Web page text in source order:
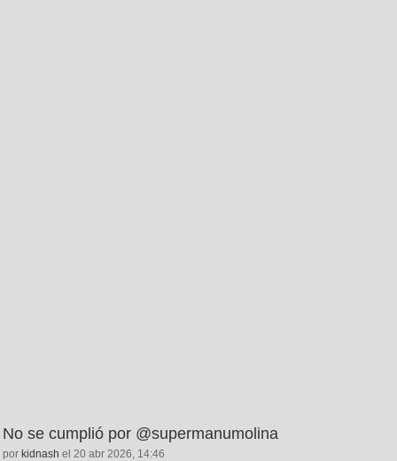
No se cumplió por @supermanumolina
por kidnash el 20 abr 2026, 14:46